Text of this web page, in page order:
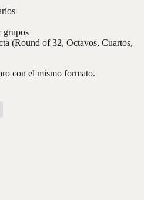
grupos
(Round of 32, Octavos, Cuartos,
con el mismo formato.